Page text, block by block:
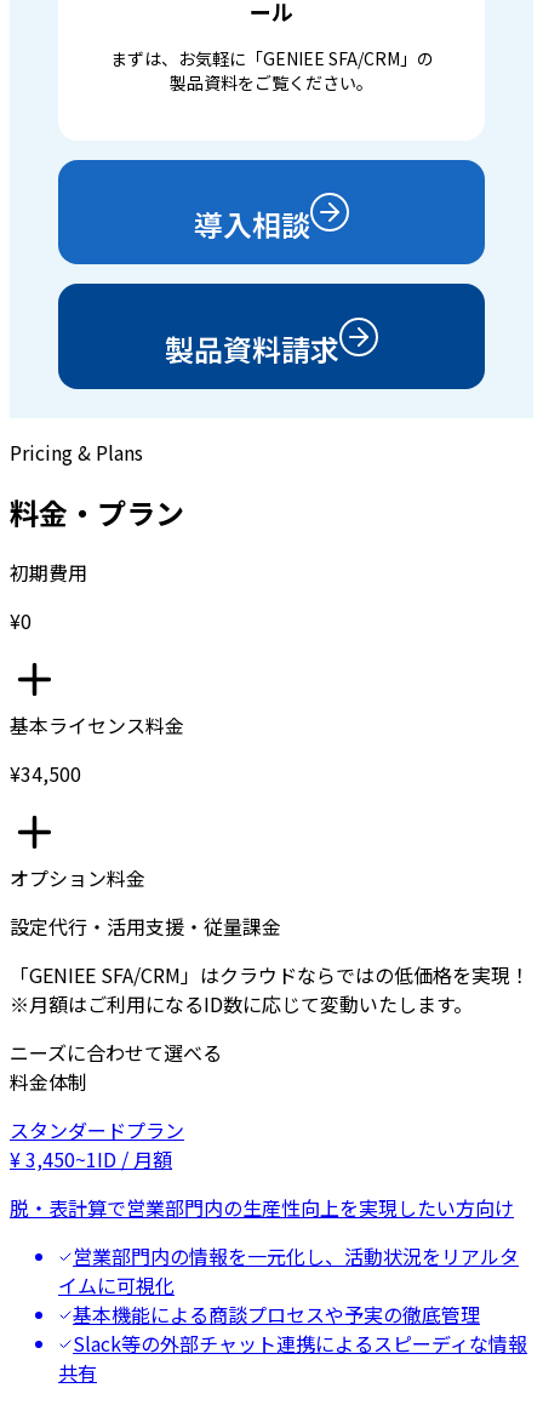
ール
まずは、お気軽に「GENIEE SFA/CRM」の
製品資料をご覧ください。
導入相談
製品資料請求
Pricing & Plans
料金・プラン
初期費用
¥0
基本ライセンス料金
¥34,500
オプション料金
設定代行・活用支援・従量課金
「GENIEE SFA/CRM」はクラウドならではの低価格を実現！
※月額はご利用になるID数に応じて変動いたします。
ニーズに合わせて選べる
料金体制
スタンダードプラン
¥3,450~1ID / 月額
脱・表計算で営業部門内の生産性向上を実現したい方向け
営業部門内の情報を一元化し、活動状況をリアルタ
イムに可視化
基本機能による商談プロセスや予実の徹底管理
Slack等の外部チャット連携によるスピーディな情報
共有